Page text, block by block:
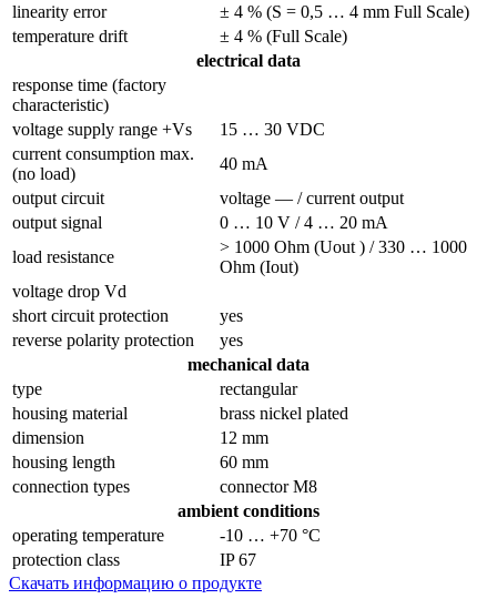
linearity error
± 4 % (S = 0,5 … 4 mm Full Scale)
temperature drift
± 4 % (Full Scale)
electrical data
response time (factory
characteristic)
voltage supply range +Vs
15 … 30 VDC
current consumption max.
(no load)
40 mA
output circuit
voltage — / current output
output signal
0 … 10 V / 4 … 20 mA
load resistance
> 1000 Ohm (Uout ) / 330 … 1000
Ohm (Iout)
voltage drop Vd
short circuit protection
yes
reverse polarity protection
yes
mechanical data
type
rectangular
housing material
brass nickel plated
dimension
12 mm
housing length
60 mm
connection types
connector M8
ambient conditions
operating temperature
-10 … +70 °C
protection class
IP 67
Скачать информацию о продукте